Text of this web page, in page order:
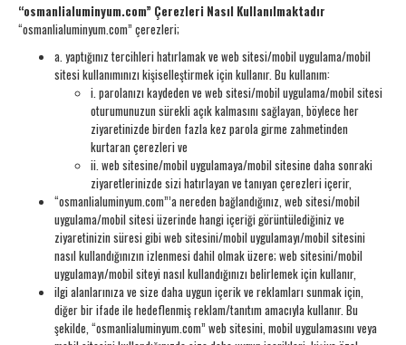
“osmanlialuminyum.com” Çerezleri Nasıl Kullanılmaktadır
“osmanlialuminyum.com” çerezleri;
a. yaptığınız tercihleri hatırlamak ve web sitesi/mobil uygulama/mobil
sitesi kullanımınızı kişiselleştirmek için kullanır. Bu kullanım:
i. parolanızı kaydeden ve web sitesi/mobil uygulama/mobil sitesi
oturumunuzun sürekli açık kalmasını sağlayan, böylece her
ziyaretinizde birden fazla kez parola girme zahmetinden
kurtaran çerezleri ve
ii. web sitesine/mobil uygulamaya/mobil sitesine daha sonraki
ziyaretlerinizde sizi hatırlayan ve tanıyan çerezleri içerir,
“osmanlialuminyum.com”’a nereden bağlandığınız, web sitesi/mobil
uygulama/mobil sitesi üzerinde hangi içeriği görüntülediğiniz ve
ziyaretinizin süresi gibi web sitesini/mobil uygulamayı/mobil sitesini
nasıl kullandığınızın izlenmesi dahil olmak üzere; web sitesini/mobil
uygulamayı/mobil siteyi nasıl kullandığınızı belirlemek için kullanır,
ilgi alanlarınıza ve size daha uygun içerik ve reklamları sunmak için,
diğer bir ifade ile hedeflenmiş reklam/tanıtım amacıyla kullanır. Bu
şekilde, “osmanlialuminyum.com” web sitesini, mobil uygulamasını veya